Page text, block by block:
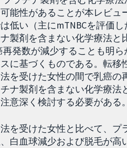
能性があることが本レビュ
低い（主にmTNBCを評価
製剤を含まない化学療法と
発数が減少することも明
に基づくものである。転移
を受けた女性の間で乳癌の
ナ製剤を含まない化学療法
意深く検討する必要がある。
を受けた女性と比べて、プ
白血球減少および脱毛が高